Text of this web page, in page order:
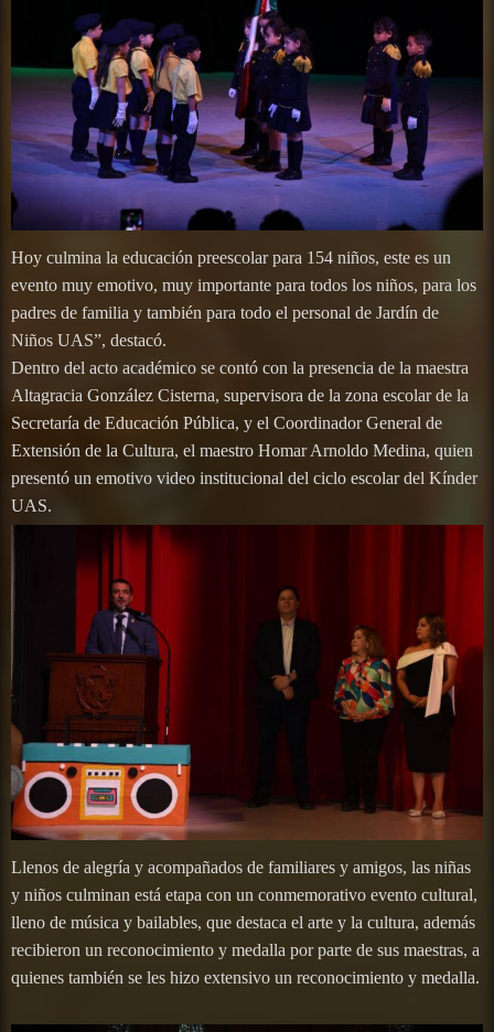
Hoy culmina la educación preescolar para 154 niños, este es un
evento muy emotivo, muy importante para todos los niños, para los
padres de familia y también para todo el personal de Jardín de
Niños UAS”, destacó.
Dentro del acto académico se contó con la presencia de la maestra
Altagracia González Cisterna, supervisora de la zona escolar de la
Secretaría de Educación Pública, y el Coordinador General de
Extensión de la Cultura, el maestro Homar Arnoldo Medina, quien
presentó un emotivo video institucional del ciclo escolar del Kínder
UAS.
Llenos de alegría y acompañados de familiares y amigos, las niñas
y niños culminan está etapa con un conmemorativo evento cultural,
lleno de música y bailables, que destaca el arte y la cultura, además
recibieron un reconocimiento y medalla por parte de sus maestras, a
quienes también se les hizo extensivo un reconocimiento y medalla.